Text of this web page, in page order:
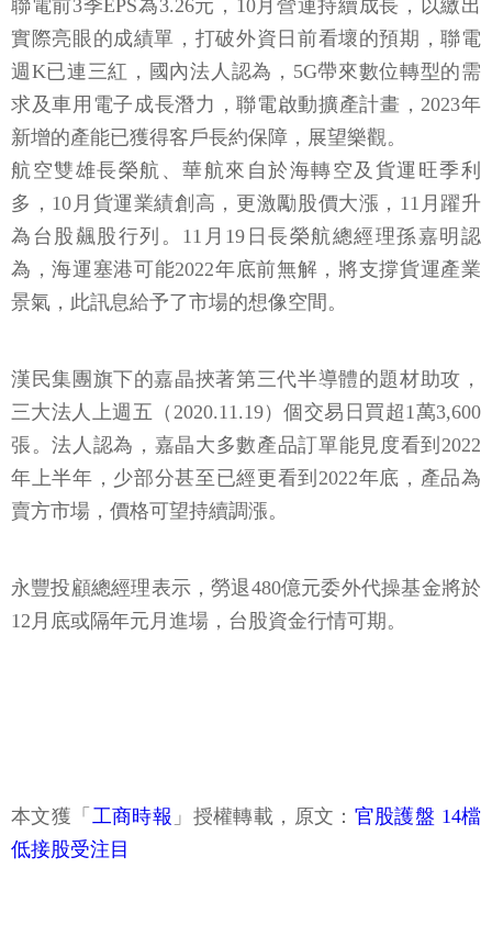
聯電前3季EPS為3.26元，10月營運持續成長，以繳出
實際亮眼的成績單，打破外資日前看壞的預期，聯電
週K已連三紅，國內法人認為，5G帶來數位轉型的需
求及車用電子成長潛力，聯電啟動擴產計畫，2023年
新增的產能已獲得客戶長約保障，展望樂觀。
航空雙雄長榮航、華航來自於海轉空及貨運旺季利
多，10月貨運業績創高，更激勵股價大漲，11月躍升
為台股飆股行列。11月19日長榮航總經理孫嘉明認
為，海運塞港可能2022年底前無解，將支撐貨運產業
景氣，此訊息給予了市場的想像空間。
漢民集團旗下的嘉晶挾著第三代半導體的題材助攻，
三大法人上週五（2020.11.19）個交易日買超1萬3,600
張。法人認為，嘉晶大多數產品訂單能見度看到2022
年上半年，少部分甚至已經更看到2022年底，產品為
賣方市場，價格可望持續調漲。
永豐投顧總經理表示，勞退480億元委外代操基金將於
12月底或隔年元月進場，台股資金行情可期。
本文獲「 工商時報 」授權轉載，原文： 官股護盤 14檔
低接股受注目